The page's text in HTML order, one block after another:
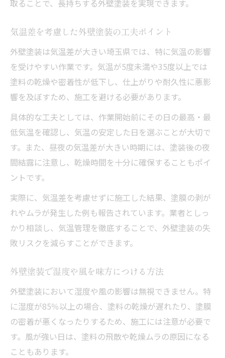
取ることで、長持ちする外壁塗装を実現できます。
気温差を考慮した外壁塗装の工夫ポイント
外壁塗装は気温差が大きい埼玉県では、特に気温の影響
を受けやすい作業です。気温が5度未満や35度以上では
塗料の乾燥や密着性が低下し、仕上がりや耐久性に悪影
響を及ぼすため、施工を避ける必要があります。
具体的な工夫としては、作業開始前にその日の最高・最
低気温を確認し、気温の安定した日を選ぶことが大切で
す。また、昼夜の気温差が大きい時期には、塗装後の夜
間結露に注意し、乾燥時間を十分に確保することもポイ
ントです。
実際に、気温差を考慮せずに施工した結果、塗膜の剥が
れやムラが発生した例も報告されています。業者としっ
かり相談し、気温管理を徹底することで、外壁塗装の失
敗リスクを減らすことができます。
外壁塗装で湿度や風を味方につける方法
外壁塗装において湿度や風の影響は無視できません。特
に湿度が85％以上の場合、塗料の乾燥が遅れたり、塗膜
の密着が悪くなったりするため、施工には注意が必要で
す。風が強い日は、塗料の飛散や乾燥ムラの原因になる
こともあります。